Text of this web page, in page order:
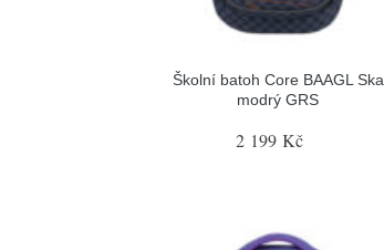
Školní batoh Core BAAGL Ska
modrý GRS
2 199 Kč